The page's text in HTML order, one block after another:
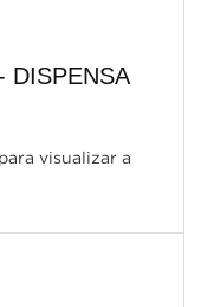
DISPENSA
visualizar a